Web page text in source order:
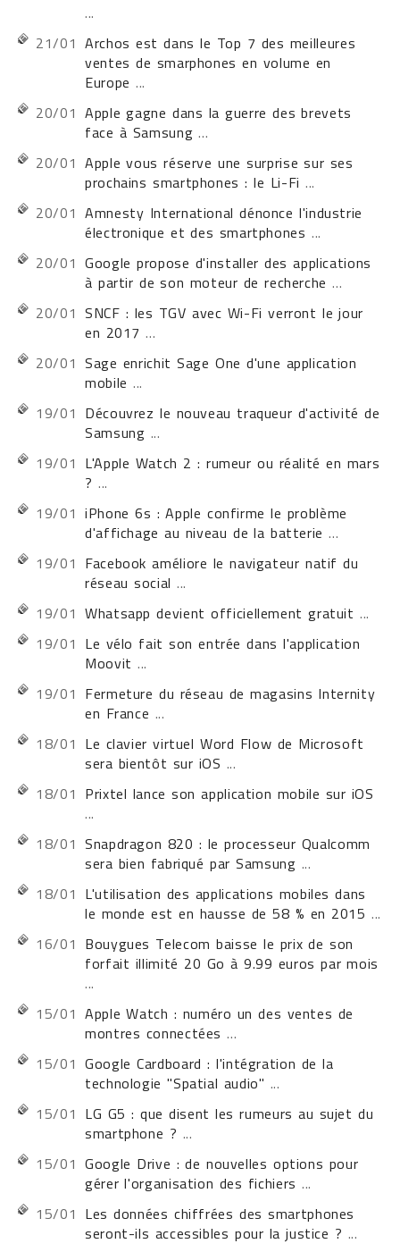
...
21/01 Archos est dans le Top 7 des meilleures
ventes de smarphones en volume en
Europe ...
20/01 Apple gagne dans la guerre des brevets
face à Samsung ...
20/01 Apple vous réserve une surprise sur ses
prochains smartphones : le Li-Fi ...
20/01 Amnesty International dénonce l'industrie
électronique et des smartphones ...
20/01 Google propose d'installer des applications
à partir de son moteur de recherche ...
20/01 SNCF : les TGV avec Wi-Fi verront le jour
en 2017 ...
20/01 Sage enrichit Sage One d'une application
mobile ...
19/01 Découvrez le nouveau traqueur d'activité de
Samsung ...
19/01 L'Apple Watch 2 : rumeur ou réalité en mars
? ...
19/01 iPhone 6s : Apple confirme le problème
d'affichage au niveau de la batterie ...
19/01 Facebook améliore le navigateur natif du
réseau social ...
19/01 Whatsapp devient officiellement gratuit ...
19/01 Le vélo fait son entrée dans l'application
Moovit ...
19/01 Fermeture du réseau de magasins Internity
en France ...
18/01 Le clavier virtuel Word Flow de Microsoft
sera bientôt sur iOS ...
18/01 Prixtel lance son application mobile sur iOS
...
18/01 Snapdragon 820 : le processeur Qualcomm
sera bien fabriqué par Samsung ...
18/01 L'utilisation des applications mobiles dans
le monde est en hausse de 58 % en 2015 ...
16/01 Bouygues Telecom baisse le prix de son
forfait illimité 20 Go à 9.99 euros par mois
...
15/01 Apple Watch : numéro un des ventes de
montres connectées ...
15/01 Google Cardboard : l'intégration de la
technologie "Spatial audio" ...
15/01 LG G5 : que disent les rumeurs au sujet du
smartphone ? ...
15/01 Google Drive : de nouvelles options pour
gérer l'organisation des fichiers ...
15/01 Les données chiffrées des smartphones
seront-ils accessibles pour la justice ? ...